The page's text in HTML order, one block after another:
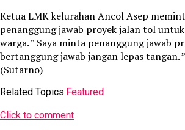
Ketua LMK kelurahan Ancol Asep
penanggung jawab proyek jalan tol
warga. ” Saya minta penanggung jawab
bertanggung jawab jangan lepas tangan.
(Sutarno)
Related Topics:Featured
Click to comment